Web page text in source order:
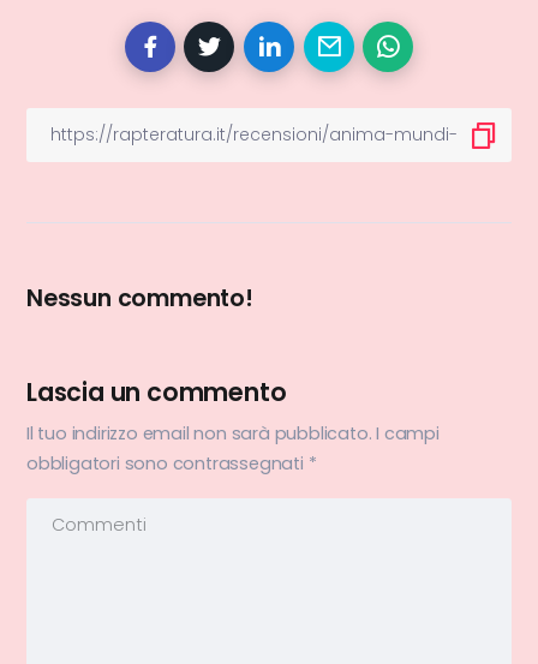
Nessun commento!
Lascia un commento
Il tuo indirizzo email non sarà pubblicato. I campi
obbligatori sono contrassegnati *